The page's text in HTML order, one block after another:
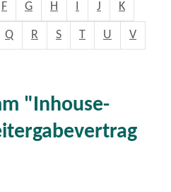
F G H I J K
Q R S T U V
"Inhouse-